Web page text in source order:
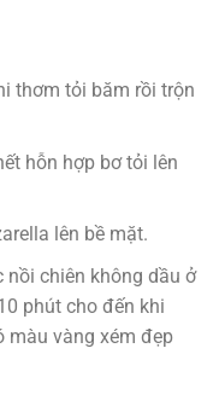
thơm tỏi băm rồi trộn
hỗn hợp bơ tỏi lên
lên bề mặt.
nồi chiên không dầu ở
phút cho đến khi
màu vàng xém đẹp